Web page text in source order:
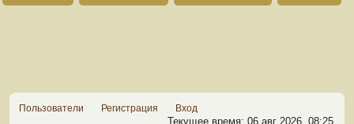
Пользователи Регистрация Вход
Текущее время: 06 авг 2026, 08:25